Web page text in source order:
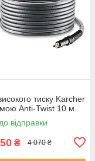
тиску Karcher
Anti-Twist 10 м.
відправки
₴ 4 070 ₴